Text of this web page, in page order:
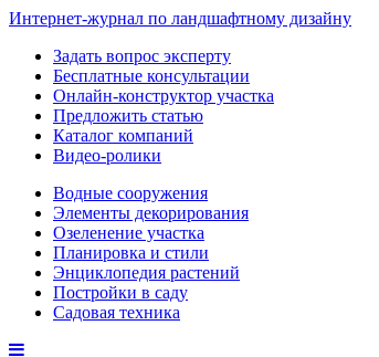
Интернет-журнал по ландшафтному дизайну
Задать вопрос эксперту
Бесплатные консультации
Онлайн-конструктор участка
Предложить статью
Каталог компаний
Видео-ролики
Водные сооружения
Элементы декорирования
Озеленение участка
Планировка и стили
Энциклопедия растений
Постройки в саду
Садовая техника